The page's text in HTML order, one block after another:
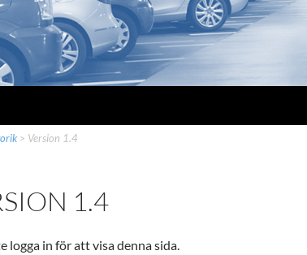
> Version 1.4
1.4
logga in för att visa denna sida.